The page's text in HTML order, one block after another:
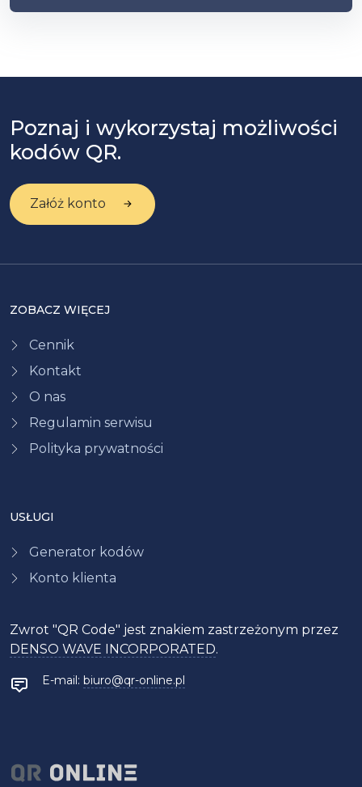
Poznaj i wykorzystaj możliwości
kodów QR.
Załóż konto
USŁUGI
Generator kodów
Konto klienta
Zwrot "QR Code" jest znakiem zastrzeżonym przez
DENSO WAVE INCORPORATED.
E-mail: biuro@qr-online.pl
ZOBACZ WIĘCEJ
Cennik
Kontakt
O nas
Regulamin serwisu
Polityka prywatności